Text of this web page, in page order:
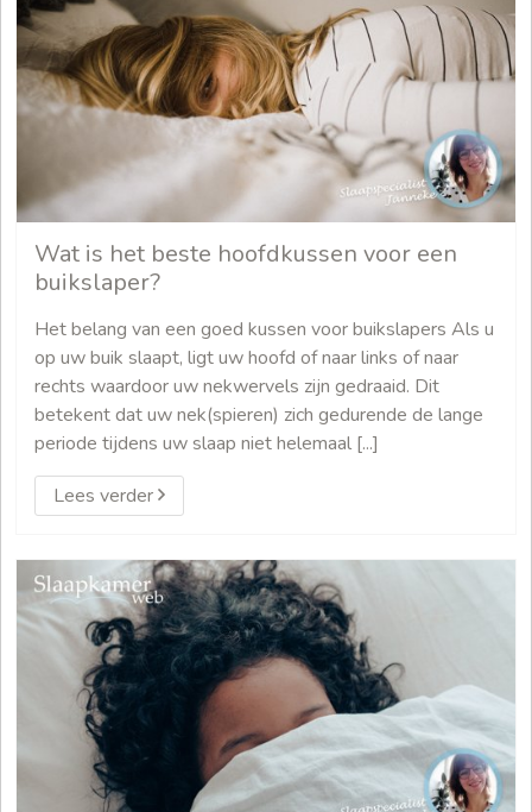
Wat is het beste hoofdkussen voor een
buikslaper?
Het belang van een goed kussen voor buikslapers Als u
op uw buik slaapt, ligt uw hoofd of naar links of naar
rechts waardoor uw nekwervels zijn gedraaid. Dit
betekent dat uw nek(spieren) zich gedurende de lange
periode tijdens uw slaap niet helemaal [...]
Lees verder